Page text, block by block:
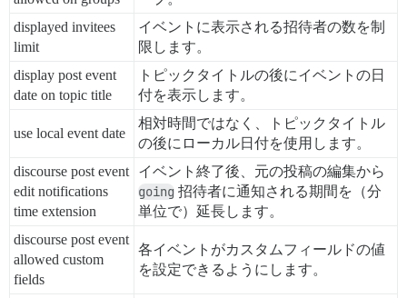
displayed invitees
limit
イベントに表示される招待者の数を制
限します。
display post event
date on topic title
トピックタイトルの後にイベントの日
付を表示します。
use local event date
相対時間ではなく、トピックタイトル
の後にローカル日付を使用します。
discourse post event
edit notifications
time extension
イベント終了後、元の投稿の編集から
going 招待者に通知される期間を（分
単位で）延長します。
discourse post event
allowed custom
fields
各イベントがカスタムフィールドの値
を設定できるようにします。